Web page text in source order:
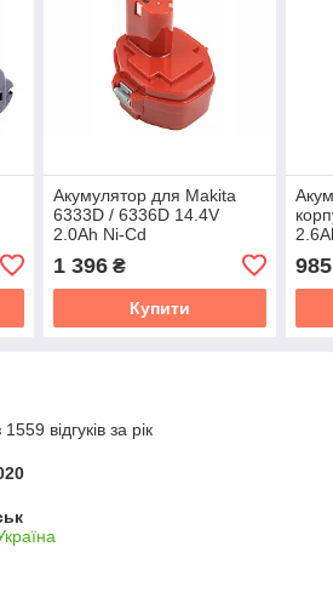
Акумулятор для Makita
6333D / 6336D 14.4V
2.0Ah Ni-Cd
1 396₴
Купити
985
відгуків за рік